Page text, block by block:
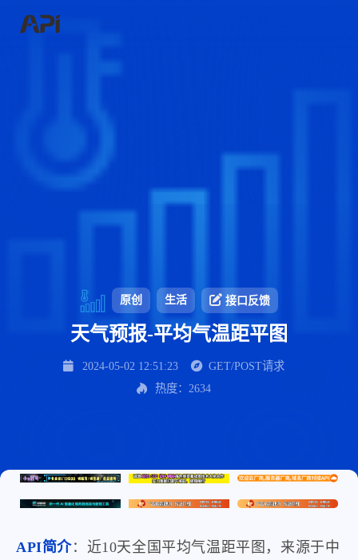
原创 生活 接口反馈
天气预报-平均气温距平图
2024-05-02 12:51:23
GET/POST请求
热度：2634
API简介：近10天全国平均气温距平图，来源于中